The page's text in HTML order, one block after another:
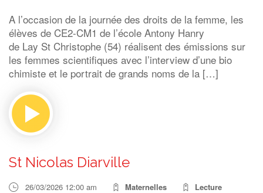
A l’occasion de la journée des droits de la femme, les
élèves de CE2-CM1 de l’école Antony Hanry
de Lay St Christophe (54) réalisent des émissions sur
les femmes scientifiques avec l’interview d’une bio
chimiste et le portrait de grands noms de la […]
St Nicolas Diarville
26/03/2026 12:00 am Maternelles Lecture